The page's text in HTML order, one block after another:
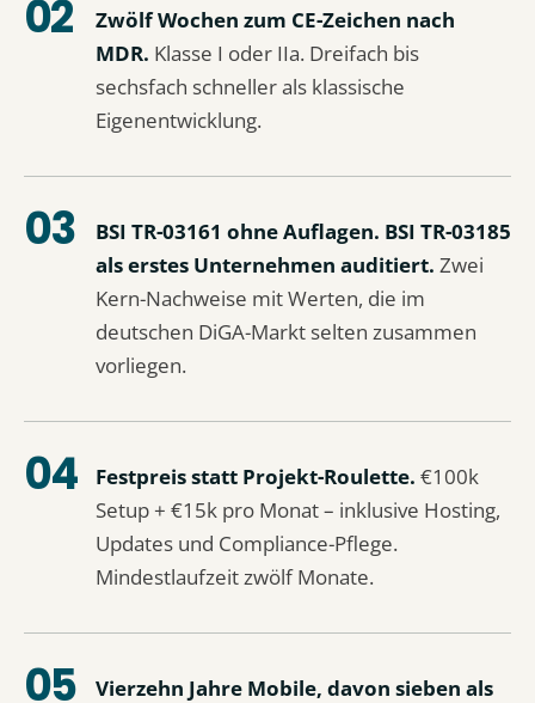
Zwölf Wochen zum CE-Zeichen nach
MDR. Klasse I oder IIa. Dreifach bis
sechsfach schneller als klassische
Eigenentwicklung.
BSI TR-03161 ohne Auflagen. BSI TR-03185
als erstes Unternehmen auditiert. Zwei
Kern-Nachweise mit Werten, die im
deutschen DiGA-Markt selten zusammen
vorliegen.
Festpreis statt Projekt-Roulette. €100k
Setup + €15k pro Monat – inklusive Hosting,
Updates und Compliance-Pflege.
Mindestlaufzeit zwölf Monate.
Vierzehn Jahre Mobile, davon sieben als